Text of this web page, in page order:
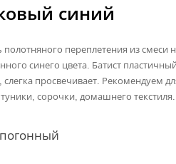
синий
переплетения из смеси
синего цвета. Батист
просвечивает. Рекомендуем
сорочки, домашнего текстиля.